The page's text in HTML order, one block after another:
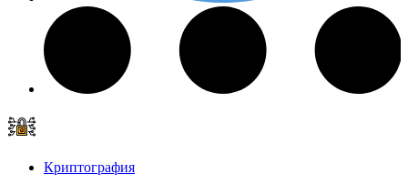
Криптография